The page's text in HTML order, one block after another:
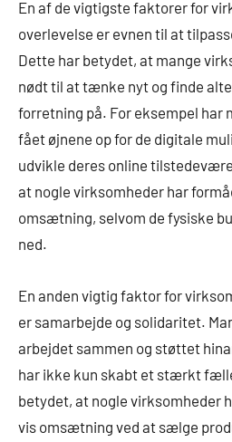
En af de vigtigste faktorer for
overlevelse er evnen til at
Dette har betydet, at mange
nødt til at tænke nyt og finde
forretning på. For eksempel har
fået øjnene op for de digitale
udvikle deres online
at nogle virksomheder har
omsætning, selvom de fysiske
ned.
En anden vigtig faktor for
er samarbejde og solidaritet.
arbejdet sammen og støttet
har ikke kun skabt et stærkt
betydet, at nogle virksomheder
vis omsætning ved at sælge